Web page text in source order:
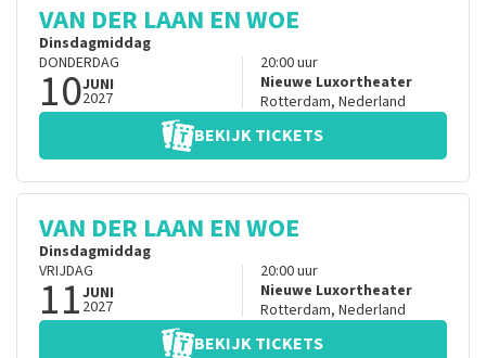
VAN DER LAAN EN WOE
Dinsdagmiddag
DONDERDAG
10JUNI
2027
20:00uur
Nieuwe Luxortheater
Rotterdam, Nederland
BEKIJK TICKETS
VAN DER LAAN EN WOE
Dinsdagmiddag
VRIJDAG
11JUNI
2027
20:00uur
Nieuwe Luxortheater
Rotterdam, Nederland
BEKIJK TICKETS